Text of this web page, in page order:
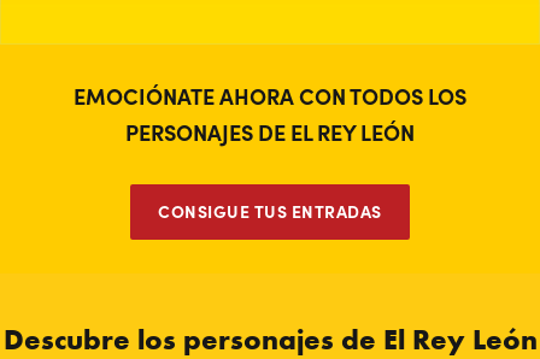
EMOCIÓNATE AHORA CON TODOS LOS
PERSONAJES DE EL REY LEÓN
CONSIGUE TUS ENTRADAS
Descubre los personajes de El Rey León